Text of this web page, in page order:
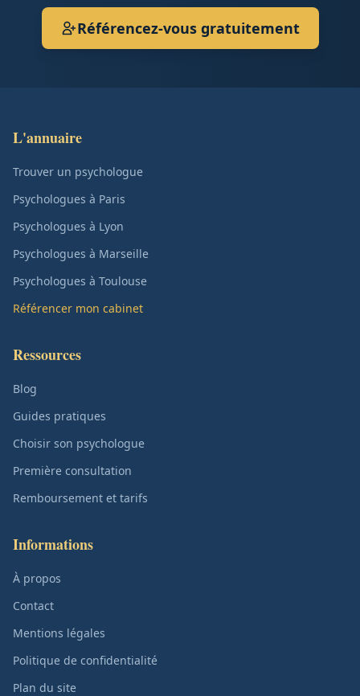
Référencez-vous gratuitement
L'annuaire
Trouver un psychologue
Psychologues à Paris
Psychologues à Lyon
Psychologues à Marseille
Psychologues à Toulouse
Référencer mon cabinet
Ressources
Blog
Guides pratiques
Choisir son psychologue
Première consultation
Remboursement et tarifs
Informations
À propos
Contact
Mentions légales
Politique de confidentialité
Plan du site